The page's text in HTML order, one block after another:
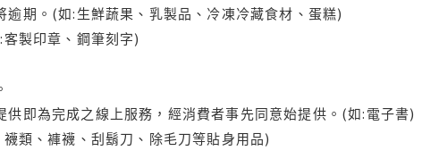
期。(如:生鮮蔬果、乳製品、冷凍冷藏食材、蛋糕)
製印章、鋼筆刻字)
即為完成之線上服務，經消費者事先同意始提供。(如:電子書)
類、褲襪、刮鬍刀、除毛刀等貼身用品)